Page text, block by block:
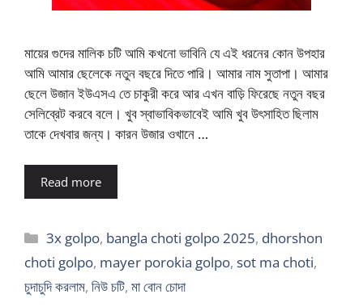
মায়ের গুদের মালিক চটি আমি কখনো ভাবিনি যে এই ধরনের কোন উপহার
আমি আমার ছেলেকে নতুন বছরে দিতে পারি। আমার নাম সুতাপা। আমার
ছেলে উজান ইউএসএ তে চাকুরী করে আর এখন বাড়ি ফিরেছে নতুন বছর
সেলিব্রেট করবে বলে। খুব স্বাভাবিকভাবেই আমি খুব উৎসাহিত ছিলাম
তাকে দেখবার জন্য। কারন উজার ওখানে …
Read more
Categories
3x golpo, bangla choti golpo 2025, dhorshon
choti golpo, mayer porokia golpo, sot ma choti,
চুদাচুদি করলাম, নিউ চটি, মা বোন চোদা